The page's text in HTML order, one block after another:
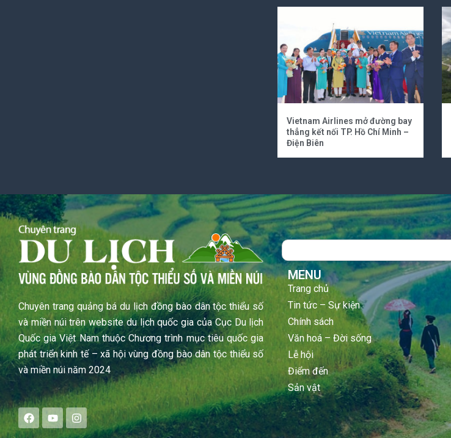
Vietnam Airlines mở đường bay
thẳng kết nối TP. Hồ Chí Minh –
Điện Biên
Chuyên trang quảng bá du lịch đồng bào dân tộc thiểu số
và miền núi trên website du lịch quốc gia của Cục Du lịch
Quốc gia Việt Nam thuộc Chương trình mục tiêu quốc gia
phát triển kinh tế – xã hội vùng đồng bào dân tộc thiểu số
và miền núi năm 2024
F
a
c
Y
o
u
I
n
s
Search
MENU
Trang chủ
Tin tức – Sự kiện
Chính sách
Văn hoá – Đời sống
Lễ hội
Điểm đến
Sản vật